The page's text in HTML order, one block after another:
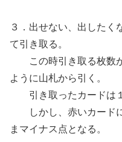
３．出せない、出したく
て引き取る。
この時引き取る枚数が
ように山札から引く。
引き取ったカードは１
しかし、赤いカードに
まマイナス点となる。